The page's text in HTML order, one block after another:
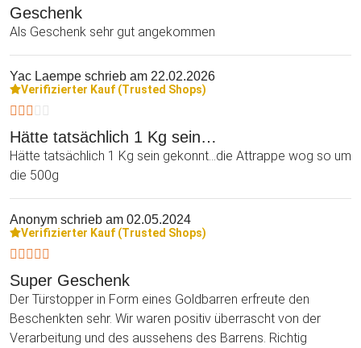
Geschenk
Als Geschenk sehr gut angekommen
Yac Laempe schrieb am 22.02.2026
Verifizierter Kauf (Trusted Shops)
Hätte tatsächlich 1 Kg sein…
Hätte tatsächlich 1 Kg sein gekonnt...die Attrappe wog so um
die 500g
Anonym schrieb am 02.05.2024
Verifizierter Kauf (Trusted Shops)
Super Geschenk
Der Türstopper in Form eines Goldbarren erfreute den
Beschenkten sehr. Wir waren positiv überrascht von der
Verarbeitung und des aussehens des Barrens. Richtig